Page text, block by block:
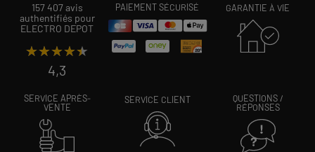
157 407 avis
authentifiés pour
ELECTRO DEPOT
★★★★★
★★★★★
4,3
PAIEMENT SÉCURISÉ GARANTIE À VIE
SERVICE APRÈS-
VENTE
SERVICE CLIENT
QUESTIONS /
RÉPONSES